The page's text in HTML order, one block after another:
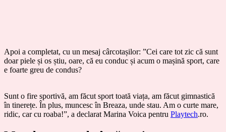
Apoi a completat, cu un mesaj cârcotașilor: ”Cei care tot zic că sunt
doar piele și os știu, oare, că eu conduc și acum o mașină sport, care
e foarte greu de condus?
Sunt o fire sportivă, am făcut sport toată viața, am făcut gimnastică
în tinerețe. În plus, muncesc în Breaza, unde stau. Am o curte mare,
ridic, car cu roaba!”, a declarat Marina Voica pentru Playtech.ro.